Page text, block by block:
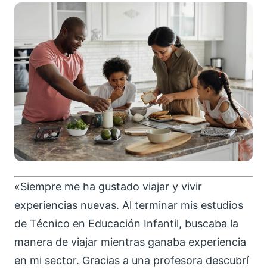
«Siempre me ha gustado viajar y vivir
experiencias nuevas. Al terminar mis estudios
de Técnico en Educación Infantil, buscaba la
manera de viajar mientras ganaba experiencia
en mi sector. Gracias a una profesora descubrí